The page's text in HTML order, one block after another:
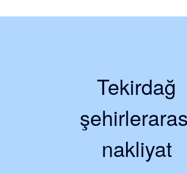
Tekirdağ
nakliyat